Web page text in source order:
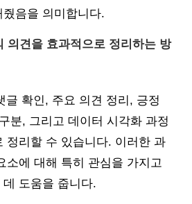
음을 의미합니다.
의견을 효과적으로 정리하는 방
글 확인, 주요 의견 정리, 긍정
분, 그리고 데이터 시각화 과정
정리할 수 있습니다. 이러한 과
소에 대해 특히 관심을 가지고
도움을 줍니다.